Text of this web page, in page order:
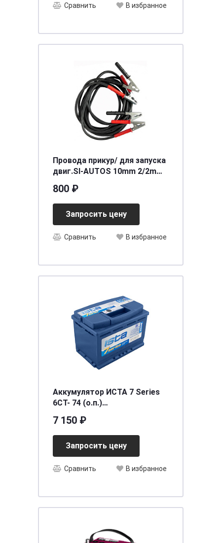
Сравнить В избранное
Провода прикур/ для запуска
двиг.SI-AUTOS 10mm 2/2m
800 ₽
Запросить цену
Сравнить В избранное
Аккумулятор ИСТА 7 Series
6СТ- 74 (о.п.)
7 150 ₽
Запросить цену
Сравнить В избранное